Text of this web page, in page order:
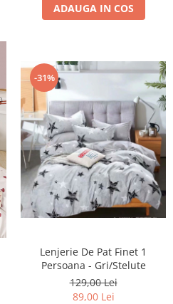
ADAUGA IN COS
-31%
Lenjerie De Pat Finet 1
Persoana - Gri/Stelute
129,00 Lei
89,00 Lei